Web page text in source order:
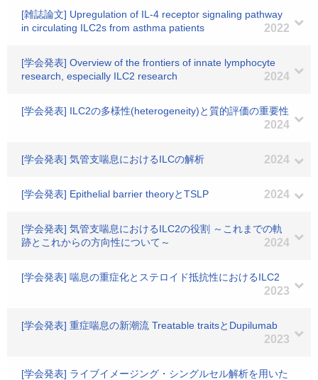
[雑誌論文] Upregulation of IL-4 receptor signaling pathway
in circulating ILC2s from asthma patients
2022
[学会発表] Overview of the frontiers of innate lymphocyte
research, especially ILC2 research
2024
[学会発表] ILC2の多様性(heterogeneity)と質的評価の重要性
2024
[学会発表] 気管支喘息におけるILCの解析 2024
[学会発表] Epithelial barrier theoryとTSLP 2024
[学会発表] 気管支喘息におけるILC2の役割 ～これまでの軌
跡とこれからの方向性について～
2024
[学会発表] 喘息の重症化とステロイド抵抗性におけるILC2
2023
[学会発表] 重症喘息の新潮流 Treatable traitsとDupilumab
2023
[学会発表] ライブイメージング・シングルセル解析を用いた